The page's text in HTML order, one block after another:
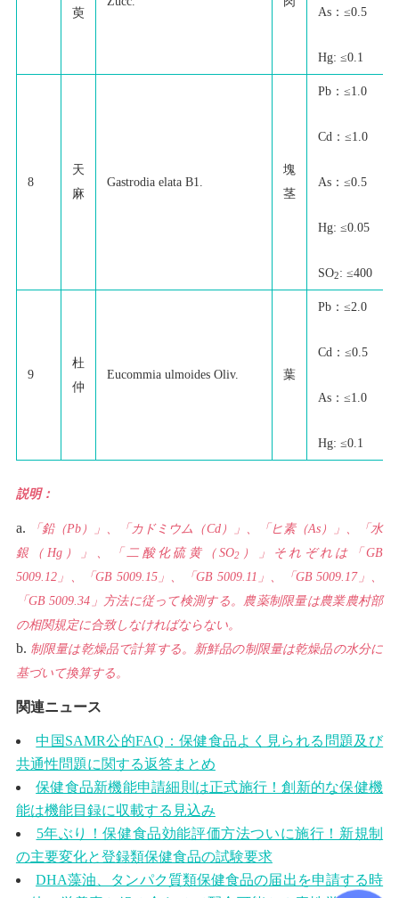
萸
As：≤0.5
Hg: ≤0.1
8
天
麻
Gastrodia elata B1.
塊
茎
Pb：≤1.0
Cd：≤1.0
As：≤0.5
Hg: ≤0.05
SO2: ≤400
9
杜
仲
Eucommia ulmoides Oliv. 葉
Pb：≤2.0
Cd：≤0.5
As：≤1.0
Hg: ≤0.1
説明：
「鉛（Pb）」、「カドミウム（Cd）」、「ヒ素（As）」、「水
銀（Hg）」、「二酸化硫黄（SO2
）」それぞれは「GB
5009.12」、「GB 5009.15」、「GB 5009.11」、「GB 5009.17」、
「GB 5009.34」方法に従って検測する。農薬制限量は農業農村部
の相関規定に合致しなければならない。
制限量は乾燥品で計算する。新鮮品の制限量は乾燥品の水分に
基づいて換算する。
関連ニュース
中国SAMR公的FAQ：保健食品よく見られる問題及び
共通性問題に関する返答まとめ
保健食品新機能申請細則は正式施行！創新的な保健機
能は機能目録に収載する見込み
5年ぶり！保健食品効能評価方法ついに施行！新規制
の主要変化と登録類保健食品の試験要求
DHA藻油、タンパク質類保健食品の届出を申請する時